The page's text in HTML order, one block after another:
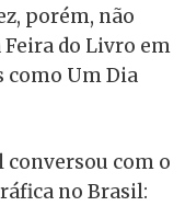
porém, não
do Livro em
como Um Dia
conversou com o
no Brasil: